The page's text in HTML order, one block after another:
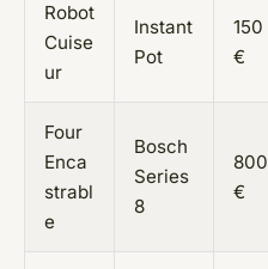
Robot
Cuise
ur
Instant
Pot
150
€
Four
Enca
strabl
e
Bosch
Series
8
800
€